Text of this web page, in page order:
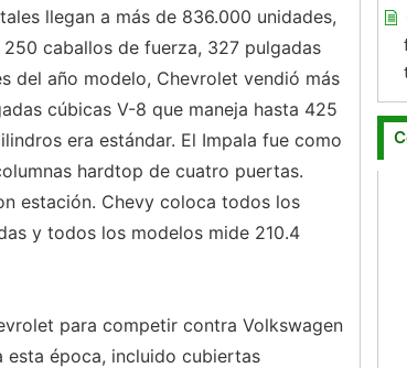
llegan a más de 836.000 unidades,
caballos de fuerza, 327 pulgadas
del año modelo, Chevrolet vendió más
cúbicas V-8 que maneja hasta 425
era estándar. El Impala fue como
hardtop de cuatro puertas.
estación. Chevy coloca todos los
y todos los modelos mide 210.4
para competir contra Volkswagen
esta época, incluido cubiertas